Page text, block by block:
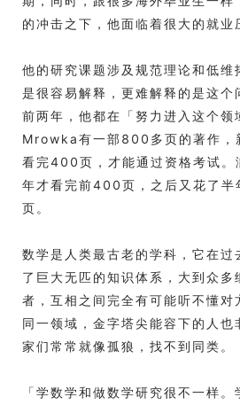
的冲击之下，他面临着很大的就业
他的研究课题涉及规范理论和低维
是很容易解释，更难解释的是这个
前两年，他都在「努力进入这个
Mrowka有一部800多页的著作，
看完400页，才能通过资格考试。
年才看完前400页，之后又花了
页。
数学是人类最古老的学科，它在过
了巨大无匹的知识体系，大到众多
者，互相之间完全有可能听不懂对
同一领域，金字塔尖能容下的人也
家们常常就像孤狼，找不到同类。
「学数学和做数学研究很不一样